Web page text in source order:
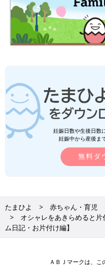
妊娠日数や生後日数
妊娠中から産後ま
無料ダ
たまひよ 赤ちゃん・育児
オシャレをあきらめると
ム日記・お片付け編】
ＡＢＪマークは、こ